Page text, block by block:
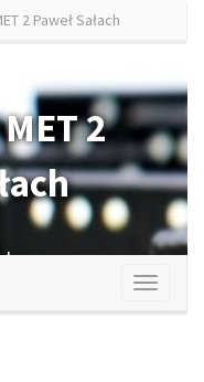
2 Paweł Sałach
2